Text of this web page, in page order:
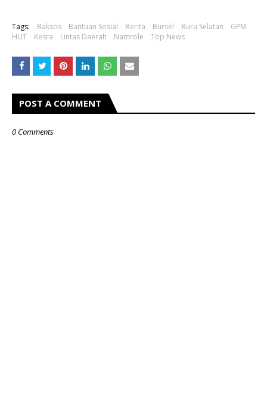
Tags: Baksos Bantuan Sosial Berita Bursel Buru Selatan
GPM
HUT
Kesra Lintas Daerah Namrole Top News
POST A COMMENT
0 Comments